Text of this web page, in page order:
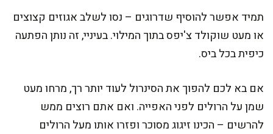
תמיד אפשר להוסיף שדרוגים – נסו לשלב אגוזים קצוצים
או מעט שוקולד צ'יפס בתוך המילוי. בעיניי, זה נותן הפתעה
כיפית בכל ביס.
אם בא לכם להפוך את הסינרול לעוד יותר רך, מרחו מעט
שמן על הרולים לפני האפייה. ואם אתם רוצים ממש
להרשים – הכינו זיגוג מסוכר ופזרו אותו מעל הרולים